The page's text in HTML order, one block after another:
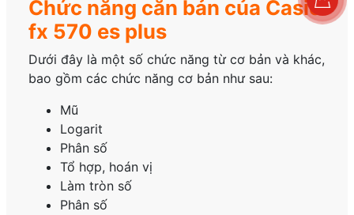
Chức năng căn bản của Casio
fx 570 es plus
Dưới đây là một số chức năng từ cơ bản và khác,
bao gồm các chức năng cơ bản như sau:
Mũ
Logarit
Phân số
Tổ hợp, hoán vị
Làm tròn số
Phân số